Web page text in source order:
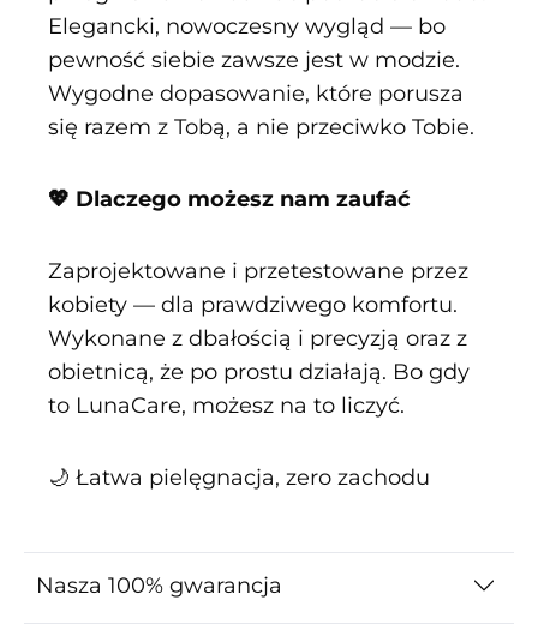
Elegancki, nowoczesny wygląd — bo
pewność siebie zawsze jest w modzie.
Wygodne dopasowanie, które porusza
się razem z Tobą, a nie przeciwko Tobie.
💖 Dlaczego możesz nam zaufać
Zaprojektowane i przetestowane przez
kobiety — dla prawdziwego komfortu.
Wykonane z dbałością i precyzją oraz z
obietnicą, że po prostu działają. Bo gdy
to LunaCare, możesz na to liczyć.
🌙 Łatwa pielęgnacja, zero zachodu
Nasza 100% gwarancja